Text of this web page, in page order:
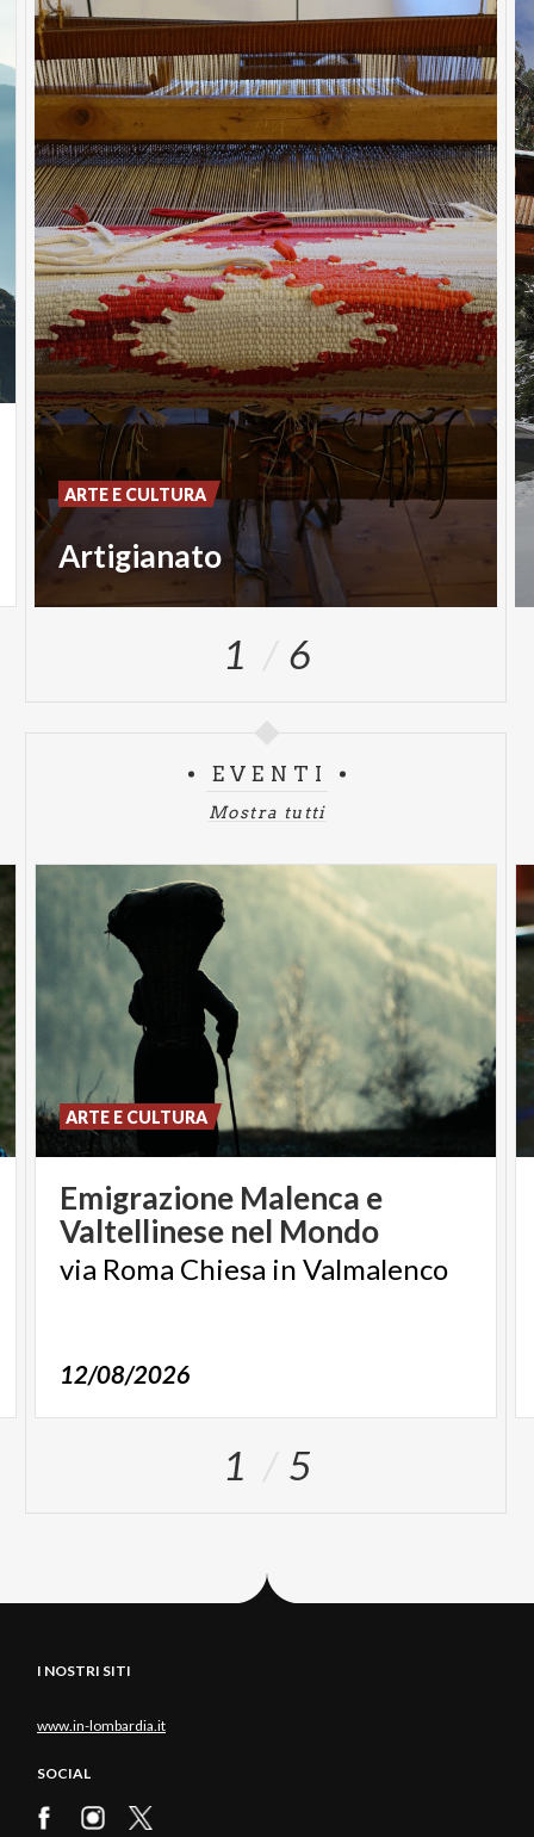
Artigianato
ARTE E CULTURA
1 6
EVENTI
Mostra tutti
Emigrazione Malenca e
Valtellinese nel Mondo
via Roma Chiesa in Valmalenco
12/08/2026
ARTE E CULTURA
1 5
I NOSTRI SITI
www.in-lombardia.it
SOCIAL